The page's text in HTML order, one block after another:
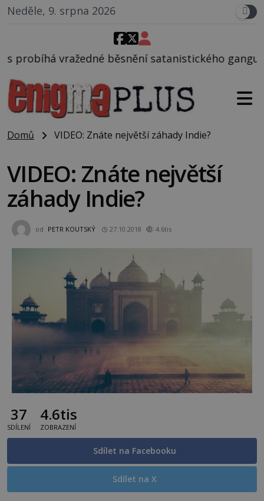
Neděle, 9. srpna 2026
satanistického gangu vedeného Charlesem
Domů VIDEO: Znáte největší záhady Indie?
VIDEO: Znáte největší
záhady Indie?
od PETR KOUTSKÝ 27.10.2018 4.6tis
37
SDÍLENÍ
4.6tis
ZOBRAZENÍ
Sdílet na Facebooku
Sdílet na X